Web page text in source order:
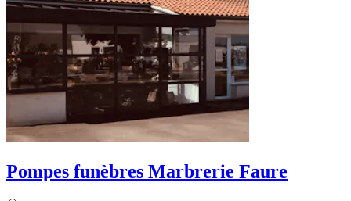
Pompes funèbres Marbrerie Faure